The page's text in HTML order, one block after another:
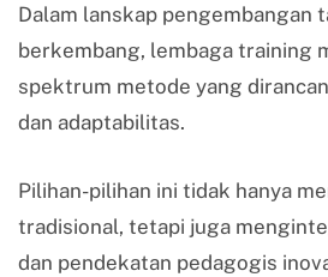
Dalam lanskap pengembangan
berkembang, lembaga training
spektrum metode yang
dan adaptabilitas.
Pilihan-pilihan ini tidak hanya
tradisional, tetapi juga
dan pendekatan pedagogis